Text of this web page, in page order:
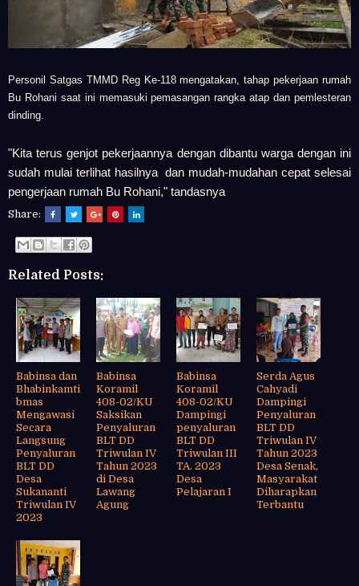
Personil Satgas TMMD Reg Ke-118 mengatakan, tahap pekerjaan rumah
Bu Rohani saat ini memasuki pemasangan rangka atap dan pemlesteran
dinding.
"Kita terus genjot pekerjaannya dengan dibantu warga dengan ini
sudah mulai terlihat hasilnya dan mudah-mudahan cepat selesai
pengerjaan rumah Bu Rohani," tandasnya
Share:
Related Posts:
Babinsa dan
Bhabinkamti
bmas
Mengawasi
Secara
Langsung
Penyaluran
BLT DD
Desa
Sukananti
Triwulan IV
2023
Babinsa
Koramil
408-02/KU
Saksikan
Penyaluran
BLT DD
Triwulan IV
Tahun 2023
di Desa
Lawang
Agung
Babinsa
Koramil
408-02/KU
Dampingi
penyaluran
BLT DD
Triwulan III
TA. 2023
Desa
Pelajaran I
Serda Agus
Cahyadi
Dampingi
Penyaluran
BLT DD
Triwulan IV
Tahun 2023
Desa Senak,
Masyarakat
Diharapkan
Terbantu